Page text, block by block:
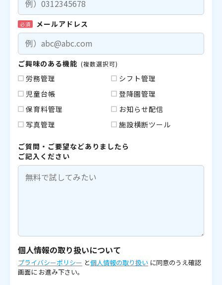
必須 メールアドレス
ご興味のある機能 (複数選択可)
労務管理
シフト管理
児童台帳
登降園管理
保育料管理
お知らせ配信
写真管理
施設横断ツール
ご質問・ご要望などありましたら
ご記入ください
個人情報の取り扱いについて
プライバシーポリシー と個人情報の取り扱い に同意のうえ確認
画面に お進み下さい。